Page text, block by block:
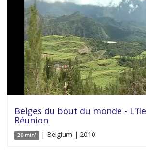
Belges du bout du monde -
Réunion
26 min' | Belgium | 2010